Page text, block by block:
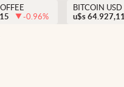
México
-0.96%
BITCOIN USD
u$s